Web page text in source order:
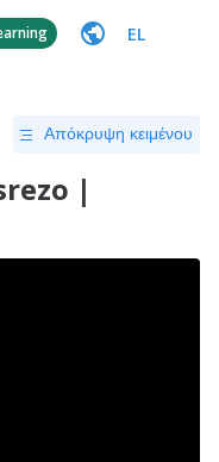
EL
Απόκρυψη κειμένου
|